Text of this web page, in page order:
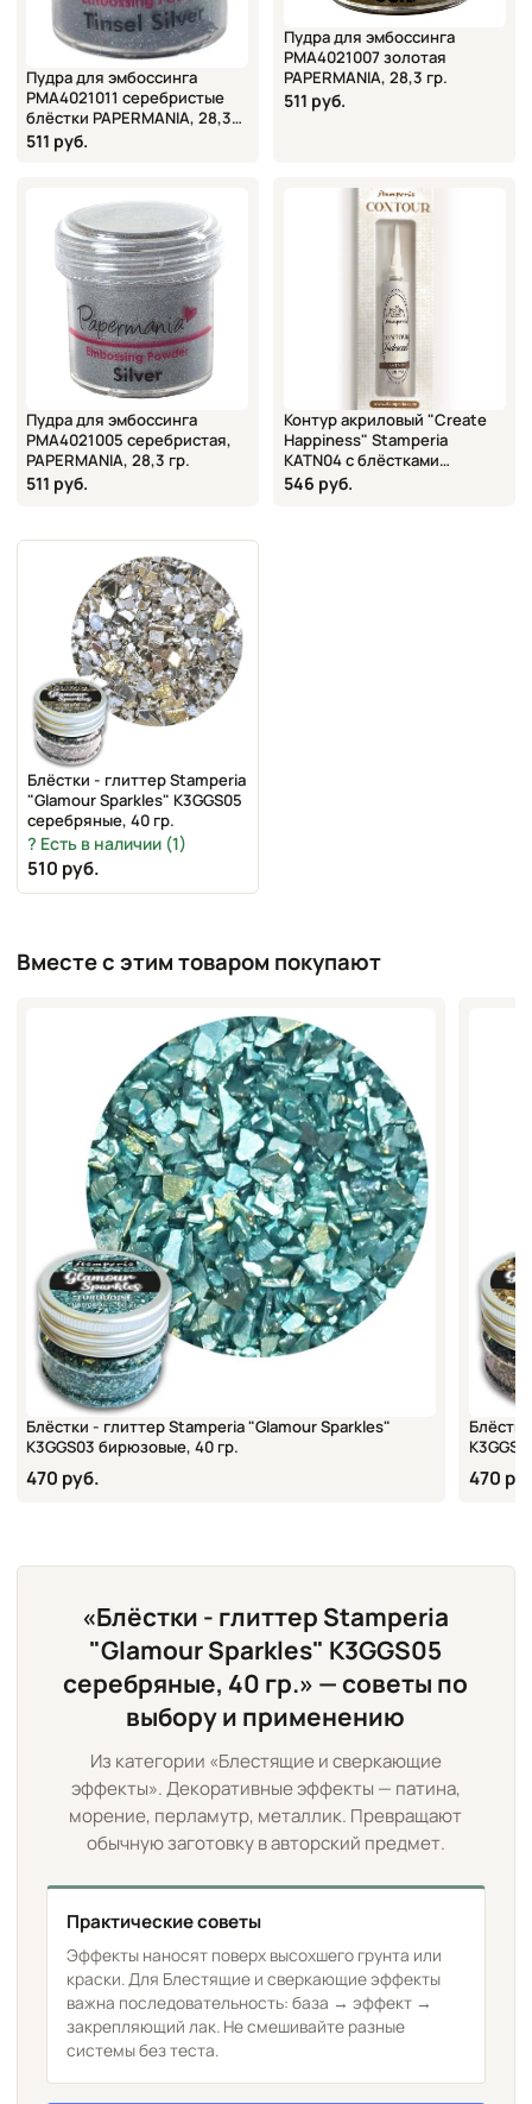
Пудра для эмбоссинга
PMA4021011 серебристые
блёстки PAPERMANIA, 28,3
гр.
511 руб.
Пудра для эмбоссинга
PMA4021007 золотая
PAPERMANIA, 28,3 гр.
511 руб.
Пудра для эмбоссинга
PMA4021005 серебристая,
PAPERMANIA, 28,3 гр.
511 руб.
Контур акриловый "Create
Happiness" Stamperia
KATN04 с блёстками
голографическими, 20 мл
546 руб.
Блёстки - глиттер Stamperia
"Glamour Sparkles" K3GGS05
серебряные, 40 гр.
Есть в наличии (1)
510 руб.
Вместе с этим товаром покупают
Блёстки - глиттер Stamperia "Glamour Sparkles"
K3GGS03 бирюзовые, 40 гр.
470 руб. 470
«Блёстки - глиттер Stamperia
"Glamour Sparkles" K3GGS05
серебряные, 40 гр.» — советы по
выбору и применению
Из категории «Блестящие и сверкающие
эффекты». Декоративные эффекты — патина,
морение, перламутр, металлик. Превращают
обычную заготовку в авторский предмет.
Практические советы
Эффекты наносят поверх высохшего грунта или
краски. Для Блестящие и сверкающие эффекты
важна последовательность: база → эффект →
закрепляющий лак. Не смешивайте разные
системы без теста.